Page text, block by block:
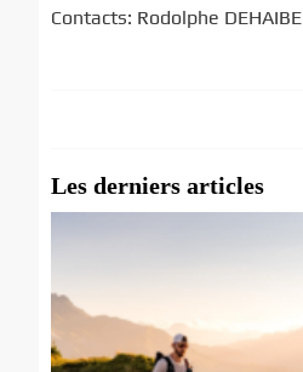
Contacts: Rodolphe
Les derniers articles